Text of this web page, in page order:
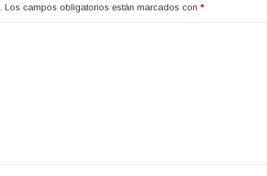
Los campos obligatorios están marcados con *